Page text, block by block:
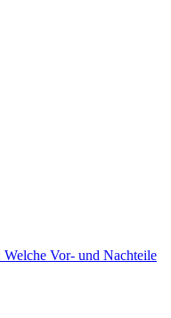
Welche Vor- und Nachteile